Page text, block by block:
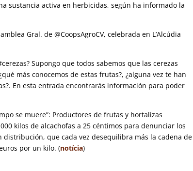
sustancia activa en herbicidas, según ha informado la
Gral. de @CoopsAgroCV, celebrada en L’Alcúdia
Supongo que todos sabemos que las cerezas
más conocemos de estas frutas?, ¿alguna vez te han
En esta entrada encontrarás información para poder
se muere”: Productores de frutas y hortalizas
kilos de alcachofas a 25 céntimos para denunciar los
distribución, que cada vez desequilibra más la cadena de
por un kilo. (notícia)